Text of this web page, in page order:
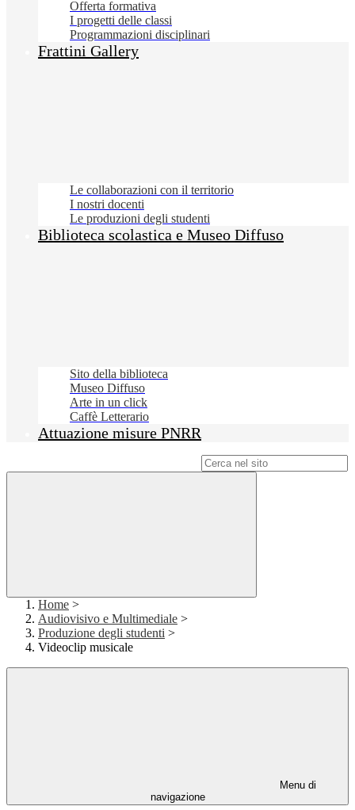
Offerta formativa
I progetti delle classi
Programmazioni disciplinari
Frattini Gallery
Le collaborazioni con il territorio
I nostri docenti
Le produzioni degli studenti
Biblioteca scolastica e Museo Diffuso
Sito della biblioteca
Museo Diffuso
Arte in un click
Caffè Letterario
Attuazione misure PNRR
Home >
Audiovisivo e Multimediale >
Produzione degli studenti >
Videoclip musicale
Menu di
navigazione